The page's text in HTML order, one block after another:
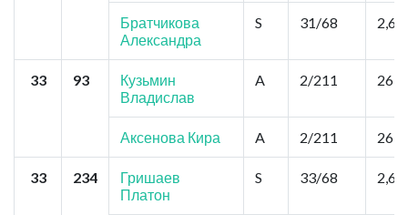
Братчикова
Александра
S 31/68 2,6
33 93
Кузьмин
Владислав
A 2/211 26,0
Аксенова Кира A 2/211 26,0
33 234
Гришаев
Платон
S 33/68 2,6